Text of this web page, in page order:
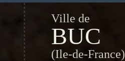
Ville de
BUC
(Ile-de-France)